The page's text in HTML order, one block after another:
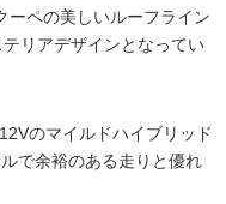
ーペの美しいルーフライン
リアデザインとなってい
のマイルドハイブリッド
で余裕のある走りと優れ